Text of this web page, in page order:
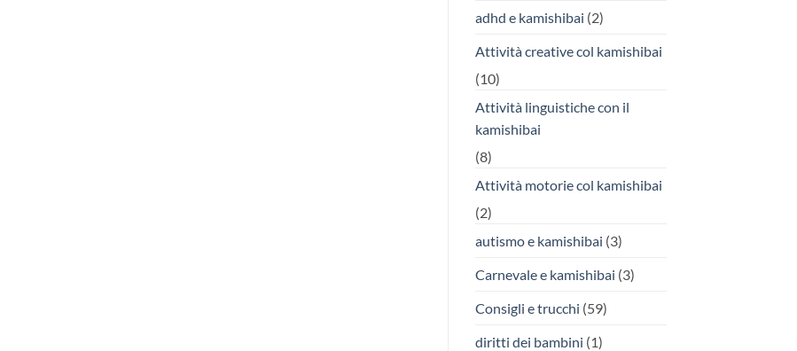
adhd e kamishibai (2)
Attività creative col kamishibai
(10)
Attività linguistiche con il
kamishibai
(8)
Attività motorie col kamishibai
(2)
autismo e kamishibai (3)
Carnevale e kamishibai (3)
Consigli e trucchi (59)
diritti dei bambini (1)